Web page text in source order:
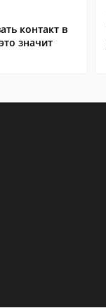
контакт в
значит